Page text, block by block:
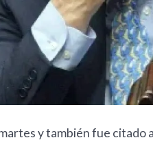
y también fue